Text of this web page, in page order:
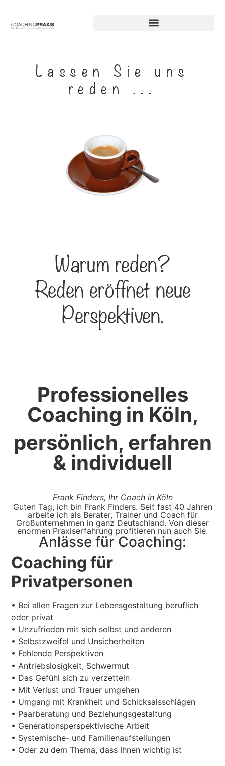
Lassen Sie uns
reden ...
Warum reden?
Reden eröffnet neue
Perspektiven.
Professionelles
Coaching in Köln,
persönlich, erfahren
& individuell
Frank Finders, Ihr Coach in Köln
Guten Tag, ich bin Frank Finders. Seit fast 40 Jahren
arbeite ich als Berater, Trainer und Coach für
Großunternehmen in ganz Deutschland. Von dieser
enormen Praxiserfahrung profitieren nun auch Sie.
Anlässe für Coaching:
Coaching für
Privatpersonen
• Bei allen Fragen zur Lebensgestaltung beruflich
oder privat
• Unzufrieden mit sich selbst und anderen
• Selbstzweifel und Unsicherheiten
• Fehlende Perspektiven
• Antriebslosigkeit, Schwermut
• Das Gefühl sich zu verzetteln
• Mit Verlust und Trauer umgehen
• Umgang mit Krankheit und Schicksalsschlägen
• Paarberatung und Beziehungsgestaltung
• Generationsperspektivische Arbeit
• Systemische- und Familienaufstellungen
• Oder zu dem Thema, dass Ihnen wichtig ist